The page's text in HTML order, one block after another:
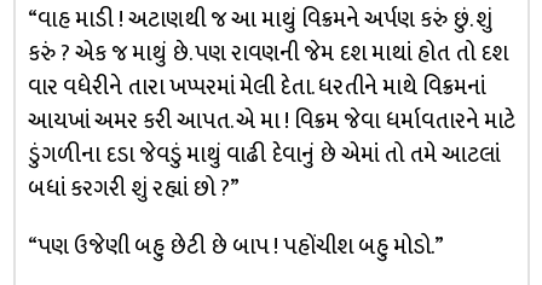
“વાહ માડી ! અટાણથી જ આ માથું વિક્રમને અર્પણ કરું છું. શું
કરું ? એક જ માથું છે. પણ રાવણની જેમ દશ માથાં હોત તો દશ
વાર વધેરીને તારા ખપ્પરમાં મેલી દેતા. ધરતીને માથે વિક્રમનાં
આયખાં અમર કરી આપત. એ મા ! વિક્રમ જેવા ધર્માવતારને માટે
ડુંગળીના દડા જેવડું માથું વાઢી દેવાનું છે એમાં તો તમે આટલાં
બધાં કરગરી શું રહ્યાં છો ?”
“પણ ઉજેણી બહુ છેટી છે બાપ ! પહોંચીશ બહુ મોડો.”